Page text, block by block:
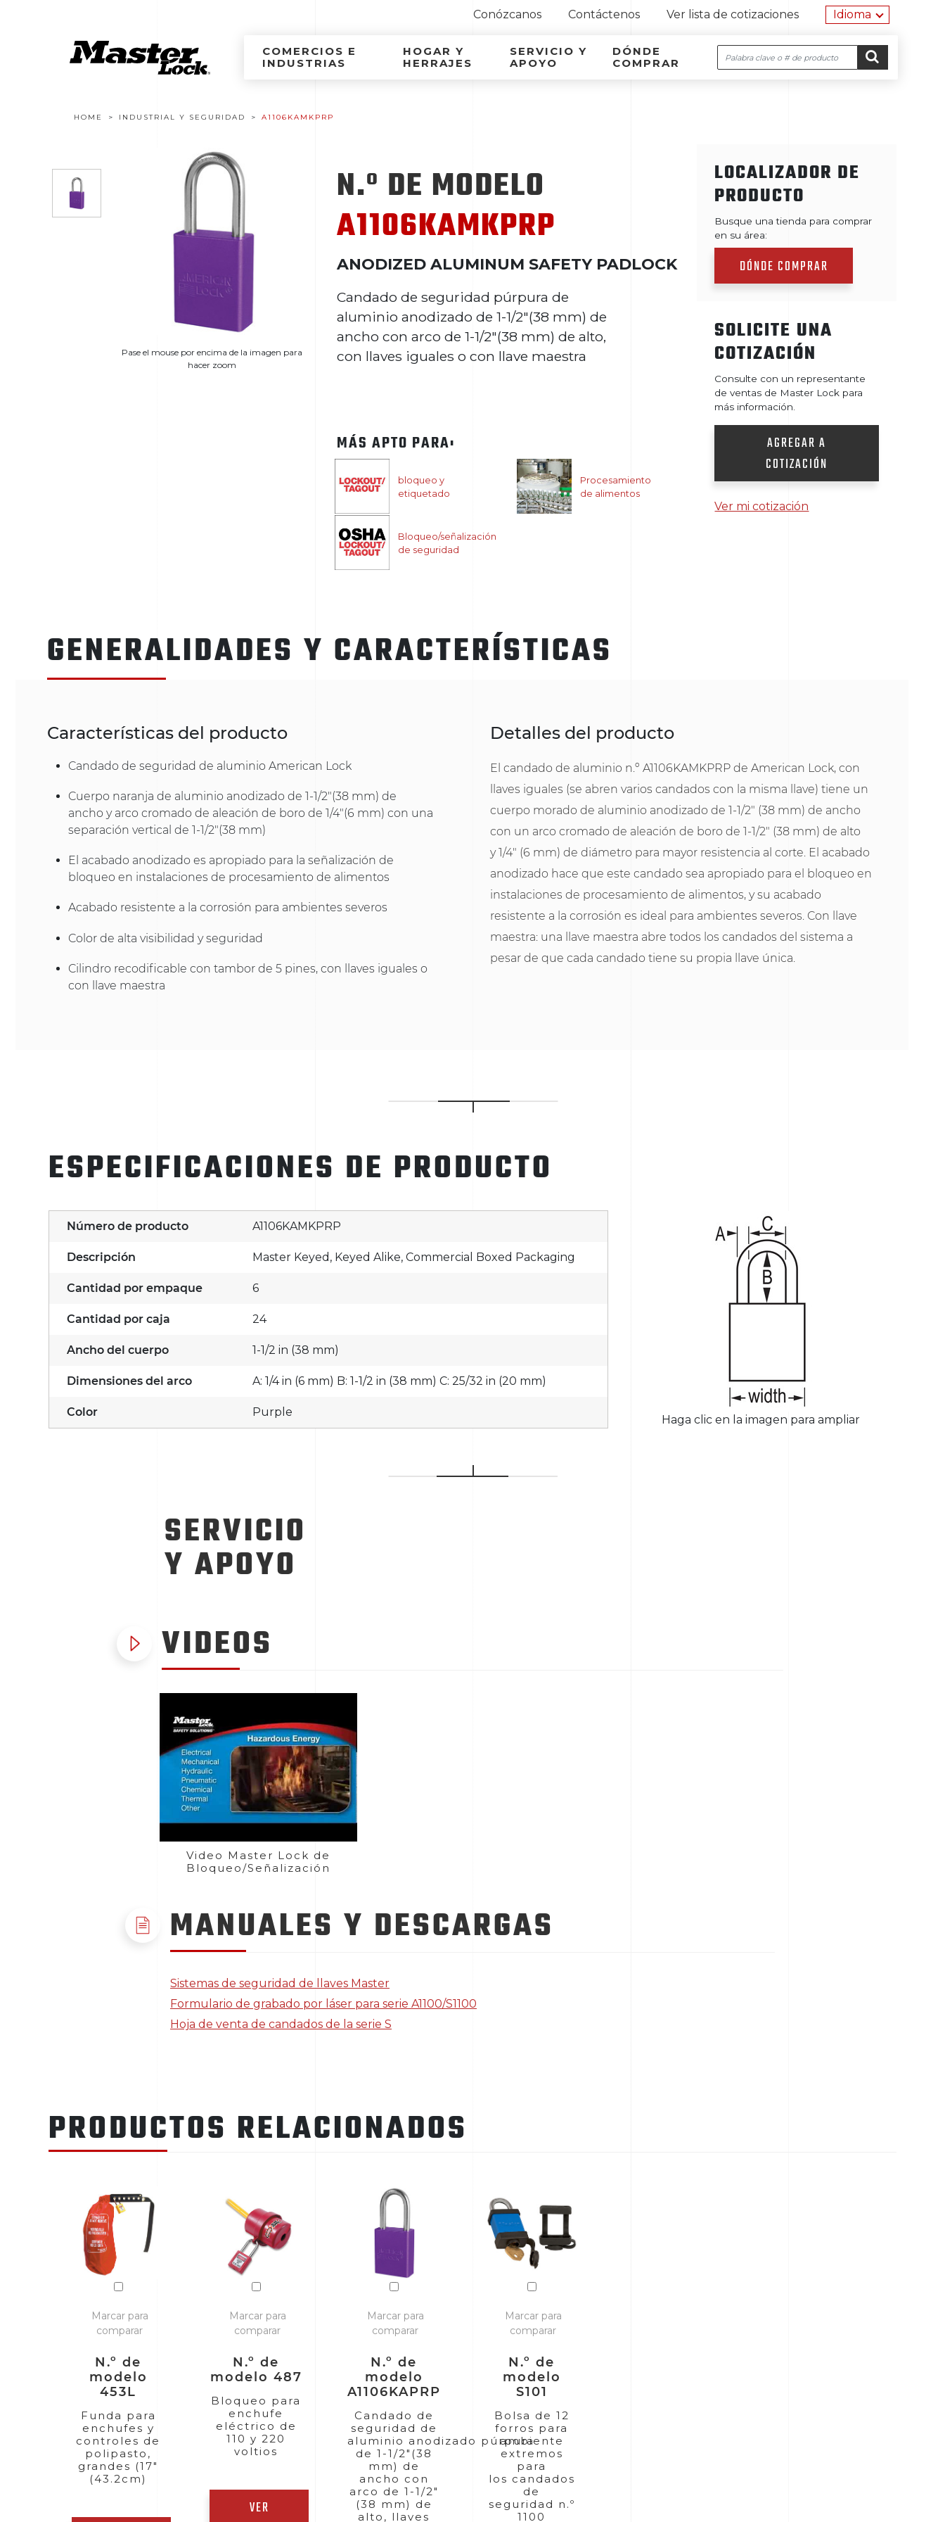
Ir al contenido
Conózcanos Contáctenos Ver lista de cotizaciones Idioma
Navegación por el sitio
Ir al contenido
COMERCIOS E
INDUSTRIAS
HOGAR Y
HERRAJES
SERVICIO Y
APOYO
DÓNDE
COMPRAR
Buscar
HOME INDUSTRIAL Y SEGURIDAD A1106KAMKPRP
Pase el mouse por encima de la imagen para
hacer zoom
N.º DE MODELO
A1106KAMKPRP
ANODIZED ALUMINUM SAFETY PADLOCK
Candado de seguridad púrpura de
aluminio anodizado de 1-1/2"(38 mm) de
ancho con arco de 1-1/2"(38 mm) de alto,
con llaves iguales o con llave maestra​​​​​​​​​​​​​​
MÁS APTO PARA:
bloqueo y
etiquetado
Procesamiento
de alimentos
Bloqueo/señalización
de seguridad
LOCALIZADOR DE
PRODUCTO
Busque una tienda para comprar
en su área:
DÓNDE COMPRAR
SOLICITE UNA
COTIZACIÓN
Consulte con un representante
de ventas de Master Lock para
más información.
AGREGAR A
COTIZACIÓN
Ver mi cotización
GENERALIDADES Y CARACTERÍSTICAS
Características del producto
Candado de seguridad de aluminio American Lock
Cuerpo naranja de aluminio anodizado de 1-1/2"(38 mm) de
ancho y arco cromado de aleación de boro de 1/4"(6 mm) con una
separación vertical de 1-1/2"(38 mm)
El acabado anodizado es apropiado para la señalización de
bloqueo en instalaciones de procesamiento de alimentos
Acabado resistente a la corrosión para ambientes severos
Color de alta visibilidad y seguridad
Cilindro recodificable con tambor de 5 pines, con llaves iguales o
con llave maestra
Detalles del producto
El candado de aluminio n.º A1106KAMKPRP de American Lock, con
llaves iguales (se abren varios candados con la misma llave) tiene un
cuerpo morado de aluminio anodizado de 1-1/2" (38 mm) de ancho
con un arco cromado de aleación de boro de 1-1/2" (38 mm) de alto
y 1/4" (6 mm) de diámetro para mayor resistencia al corte. El acabado
anodizado hace que este candado sea apropiado para el bloqueo en
instalaciones de procesamiento de alimentos, y su acabado
resistente a la corrosión es ideal para ambientes severos. Con llave
maestra: una llave maestra abre todos los candados del sistema a
pesar de que cada candado tiene su propia llave única.
ESPECIFICACIONES DE PRODUCTO
Número de producto A1106KAMKPRP
Descripción Master Keyed, Keyed Alike, Commercial Boxed Packaging
Cantidad por empaque 6
Cantidad por caja 24
Ancho del cuerpo 1-1/2 in (38 mm)
Dimensiones del arco A: 1/4 in (6 mm) B: 1-1/2 in (38 mm) C: 25/32 in (20 mm)
Color Purple
Haga clic en la imagen para ampliar
SERVICIO
Y APOYO
VIDEOS
Video Master Lock de
Bloqueo/Señalización
MANUALES Y DESCARGAS
Sistemas de seguridad de llaves Master
Formulario de grabado por láser para serie A1100/S1100
Hoja de venta de candados de la serie S
PRODUCTOS RELACIONADOS
Marcar para
comparar
N.º de
modelo
453L
Funda para
enchufes y
controles de
polipasto,
grandes (17"
(43.2cm)
Marcar para
comparar
N.º de
modelo 487
Bloqueo para
enchufe
eléctrico de
110 y 220
voltios
VER
Marcar para
comparar
N.º de
modelo
A1106KAPRP
Candado de
seguridad de
aluminio anodizado púrpura
de 1-1/2"(38
mm) de
ancho con
arco de 1-1/2"
(38 mm) de
alto, llaves
Marcar para
comparar
N.º de
modelo
S101
Bolsa de 12
forros para
ambiente
extremos
para
los candados
de
seguridad n.º
1100